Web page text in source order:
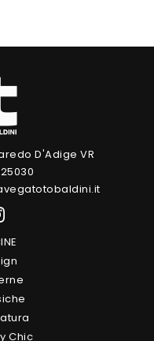
D'Adige VR
Chic